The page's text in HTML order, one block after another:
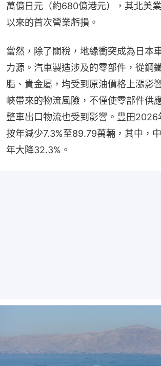
萬億日元（約680億港元），其北美
以來的首次營業虧損。
當然，除了關稅，地緣衝突成為日本
力源。汽車製造涉及的零部件，從鋼
脂、貴金屬，均受到原油價格上漲影
峽帶來的物流風險，不僅使零部件供
整車出口物流也受到影響。豐田2026
按年減少7.3%至89.79萬輛，其中，
年大降32.3%。